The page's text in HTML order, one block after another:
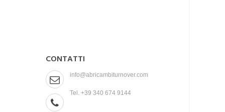
CONTATTI
info@abricambiturnover.com
Tel. +39 340 674 9144